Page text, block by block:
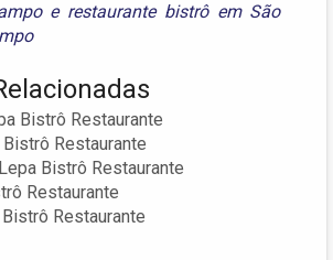
e restaurante bistrô em São
Bistrô Restaurante
Restaurante
Bistrô Restaurante
Restaurante
Restaurante